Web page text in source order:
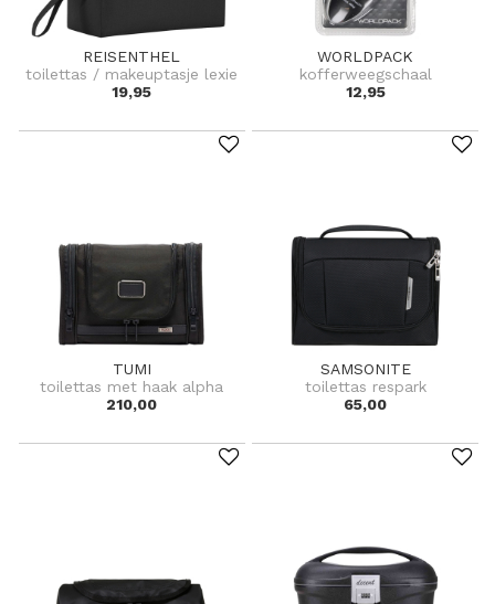
REISENTHEL
toilettas / makeuptasje lexie
19,95
WORLDPACK
kofferweegschaal
12,95
TUMI
toilettas met haak alpha
210,00
SAMSONITE
toilettas respark
65,00